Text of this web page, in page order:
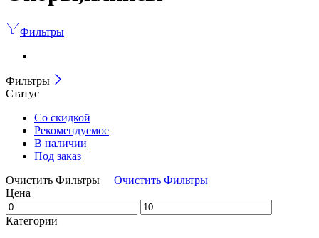
Фильтры
Фильтры
Статус
Со скидкой
Рекомендуемое
В наличии
Под заказ
Очистить Фильтры
Очистить Фильтры
Цена
Категории